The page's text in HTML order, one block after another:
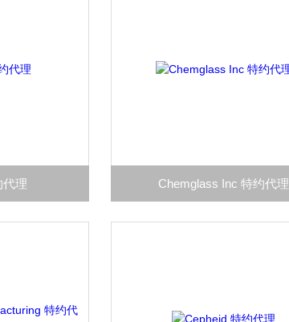
代理 Chemglass Inc 特约代理